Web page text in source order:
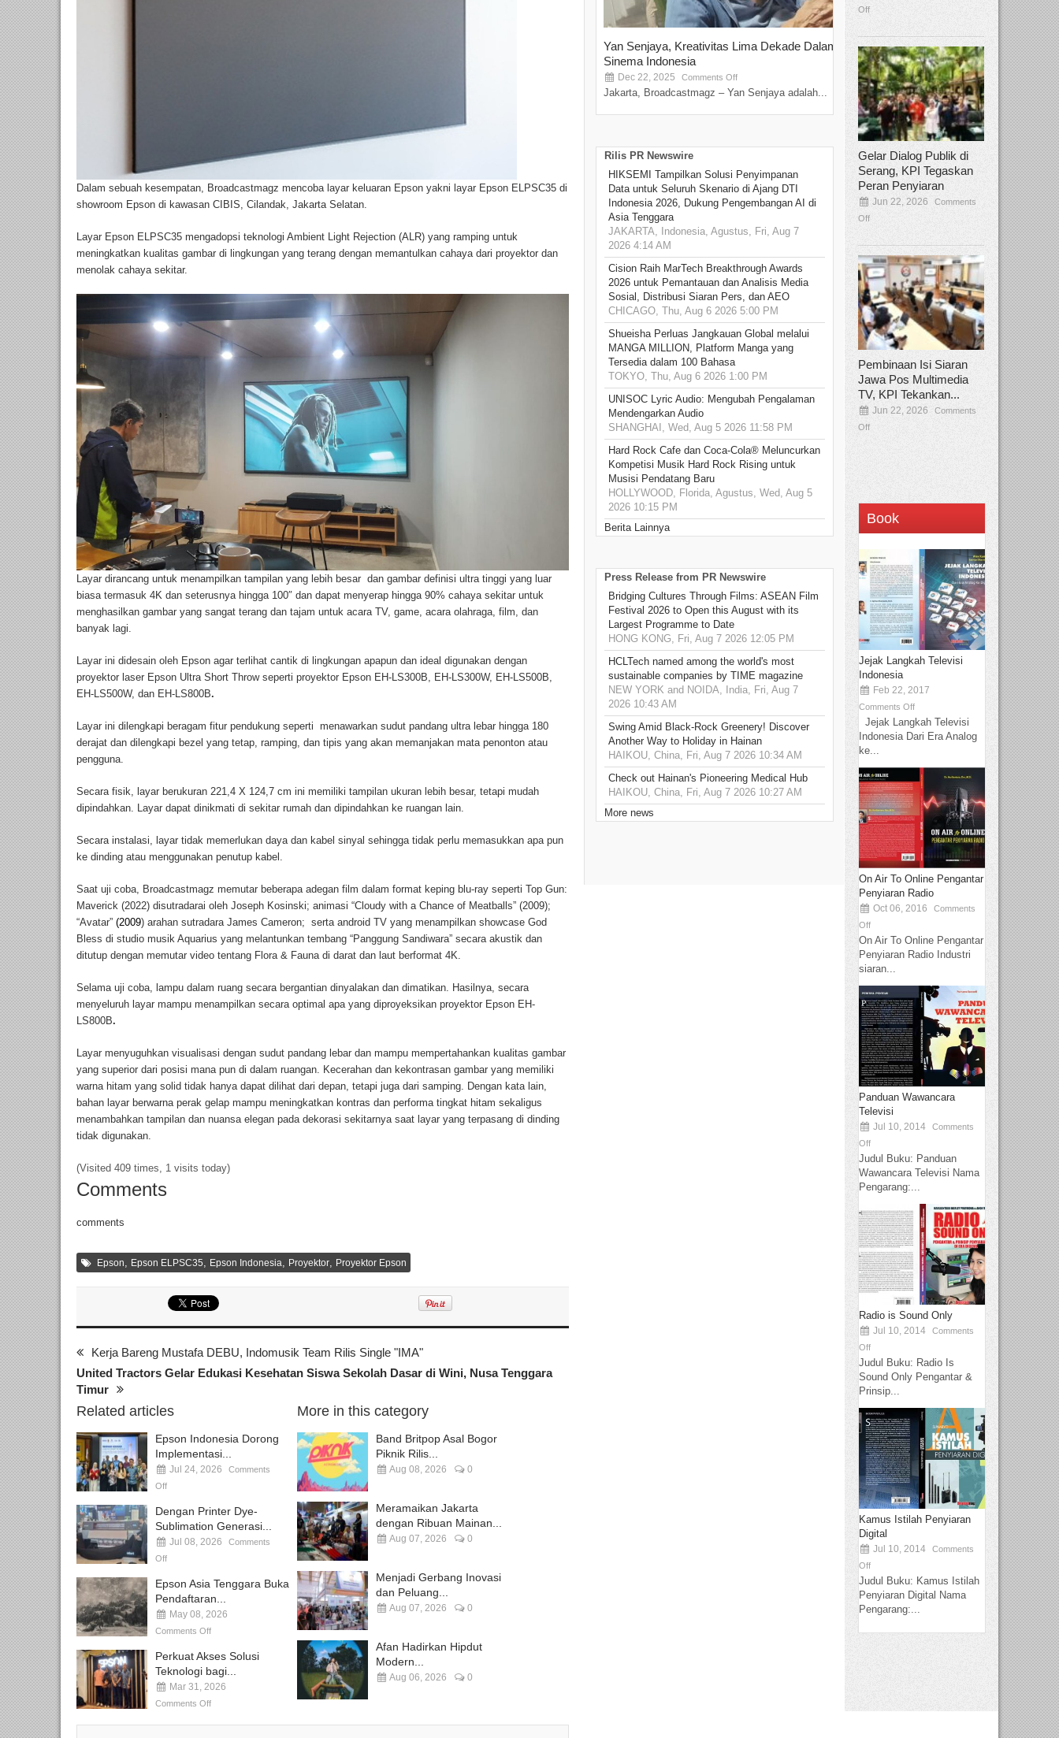
Dalam sebuah kesempatan, Broadcastmagz mencoba layar keluaran Epson yakni layar Epson ELPSC35 di
showroom Epson di kawasan CIBIS, Cilandak, Jakarta Selatan.
Layar Epson ELPSC35 mengadopsi teknologi Ambient Light Rejection (ALR) yang ramping untuk
meningkatkan kualitas gambar di lingkungan yang terang dengan memantulkan cahaya dari proyektor dan
menolak cahaya sekitar.
Layar dirancang untuk menampilkan tampilan yang lebih besar dan gambar definisi ultra tinggi yang luar
biasa termasuk 4K dan seterusnya hingga 100″ dan dapat menyerap hingga 90% cahaya sekitar untuk
menghasilkan gambar yang sangat terang dan tajam untuk acara TV, game, acara olahraga, film, dan
banyak lagi.
Layar ini didesain oleh Epson agar terlihat cantik di lingkungan apapun dan ideal digunakan dengan
proyektor laser Epson Ultra Short Throw seperti proyektor Epson EH-LS300B, EH-LS300W, EH-LS500B,
EH-LS500W, dan EH-LS800B.
Layar ini dilengkapi beragam fitur pendukung seperti menawarkan sudut pandang ultra lebar hingga 180
derajat dan dilengkapi bezel yang tetap, ramping, dan tipis yang akan memanjakan mata penonton atau
pengguna.
Secara fisik, layar berukuran 221,4 X 124,7 cm ini memiliki tampilan ukuran lebih besar, tetapi mudah
dipindahkan. Layar dapat dinikmati di sekitar rumah dan dipindahkan ke ruangan lain.
Secara instalasi, layar tidak memerlukan daya dan kabel sinyal sehingga tidak perlu memasukkan apa pun
ke dinding atau menggunakan penutup kabel.
Saat uji coba, Broadcastmagz memutar beberapa adegan film dalam format keping blu-ray seperti Top Gun:
Maverick (2022) disutradarai oleh Joseph Kosinski; animasi “Cloudy with a Chance of Meatballs” (2009);
“Avatar” (2009) arahan sutradara James Cameron; serta android TV yang menampilkan showcase God
Bless di studio musik Aquarius yang melantunkan tembang “Panggung Sandiwara” secara akustik dan
ditutup dengan memutar video tentang Flora & Fauna di darat dan laut berformat 4K.
Selama uji coba, lampu dalam ruang secara bergantian dinyalakan dan dimatikan. Hasilnya, secara
menyeluruh layar mampu menampilkan secara optimal apa yang diproyeksikan proyektor Epson EH-
LS800B.
Layar menyuguhkan visualisasi dengan sudut pandang lebar dan mampu mempertahankan kualitas gambar
yang superior dari posisi mana pun di dalam ruangan. Kecerahan dan kekontrasan gambar yang memiliki
warna hitam yang solid tidak hanya dapat dilihat dari depan, tetapi juga dari samping. Dengan kata lain,
bahan layar berwarna perak gelap mampu meningkatkan kontras dan performa tingkat hitam sekaligus
menambahkan tampilan dan nuansa elegan pada dekorasi sekitarnya saat layar yang terpasang di dinding
tidak digunakan.
(Visited 409 times, 1 visits today)
Comments
comments
Epson, Epson ELPSC35, Epson Indonesia, Proyektor, Proyektor Epson
Kerja Bareng Mustafa DEBU, Indomusik Team Rilis Single "IMA"
United Tractors Gelar Edukasi Kesehatan Siswa Sekolah Dasar di Wini, Nusa Tenggara
Timur
Related articles
Epson Indonesia Dorong
Implementasi...
Jul 24, 2026
Comments
Off
Dengan Printer Dye-
Sublimation Generasi...
Jul 08, 2026
Comments
Off
Epson Asia Tenggara Buka
Pendaftaran...
May 08, 2026
Comments Off
Perkuat Akses Solusi
Teknologi bagi...
Mar 31, 2026
Comments Off
More in this category
Band Britpop Asal Bogor
Piknik Rilis...
Aug 08, 2026 0
Meramaikan Jakarta
dengan Ribuan Mainan...
Aug 07, 2026 0
Menjadi Gerbang Inovasi
dan Peluang...
Aug 07, 2026 0
Afan Hadirkan Hipdut
Modern...
Aug 06, 2026 0
Yan Senjaya, Kreativitas Lima Dekade Dalam
Sinema Indonesia
Dec 22, 2025 Comments Off
Jakarta, Broadcastmagz – Yan Senjaya adalah...
Tamee Irelly Menjadi Juri Open
Film Terbaru...
Sep 08, 2025 Comments Off
Bekasi, Broadcastmagz – Dalam upaya
talenta...
Rilis PR Newswire
HIKSEMI Tampilkan Solusi Penyimpanan
Data untuk Seluruh Skenario di Ajang DTI
Indonesia 2026, Dukung Pengembangan AI di
Asia Tenggara
JAKARTA, Indonesia, Agustus, Fri, Aug 7
2026 4:14 AM
Cision Raih MarTech Breakthrough Awards
2026 untuk Pemantauan dan Analisis Media
Sosial, Distribusi Siaran Pers, dan AEO
CHICAGO, Thu, Aug 6 2026 5:00 PM
Shueisha Perluas Jangkauan Global melalui
MANGA MILLION, Platform Manga yang
Tersedia dalam 100 Bahasa
TOKYO, Thu, Aug 6 2026 1:00 PM
UNISOC Lyric Audio: Mengubah Pengalaman
Mendengarkan Audio
SHANGHAI, Wed, Aug 5 2026 11:58 PM
Hard Rock Cafe dan Coca-Cola® Meluncurkan
Kompetisi Musik Hard Rock Rising untuk
Musisi Pendatang Baru
HOLLYWOOD, Florida, Agustus, Wed, Aug 5
2026 10:15 PM
Berita Lainnya
Press Release from PR Newswire
Bridging Cultures Through Films: ASEAN Film
Festival 2026 to Open this August with its
Largest Programme to Date
HONG KONG, Fri, Aug 7 2026 12:05 PM
HCLTech named among the world's most
sustainable companies by TIME magazine
NEW YORK and NOIDA, India, Fri, Aug 7
2026 10:43 AM
Swing Amid Black‑Rock Greenery! Discover
Another Way to Holiday in Hainan
HAIKOU, China, Fri, Aug 7 2026 10:34 AM
Check out Hainan's Pioneering Medical Hub
HAIKOU, China, Fri, Aug 7 2026 10:27 AM
More news
Off
Gelar Dialog Publik di
Serang, KPI Tegaskan
Peran Penyiaran
Jun 22, 2026
Comments
Off
Pembinaan Isi Siaran
Jawa Pos Multimedia
TV, KPI Tekankan...
Jun 22, 2026
Comments
Off
Book
Jejak Langkah Televisi
Indonesia
Feb 22, 2017
Comments Off
Jejak Langkah Televisi
Indonesia Dari Era Analog
ke...
On Air To Online Pengantar
Penyiaran Radio
Oct 06, 2016
Comments
Off
On Air To Online Pengantar
Penyiaran Radio Industri
siaran...
Panduan Wawancara
Televisi
Jul 10, 2014
Comments
Off
Judul Buku: Panduan
Wawancara Televisi Nama
Pengarang:...
Radio is Sound Only
Jul 10, 2014
Comments
Off
Judul Buku: Radio Is
Sound Only Pengantar &
Prinsip...
Kamus Istilah Penyiaran
Digital
Jul 10, 2014
Comments
Off
Judul Buku: Kamus Istilah
Penyiaran Digital Nama
Pengarang:...